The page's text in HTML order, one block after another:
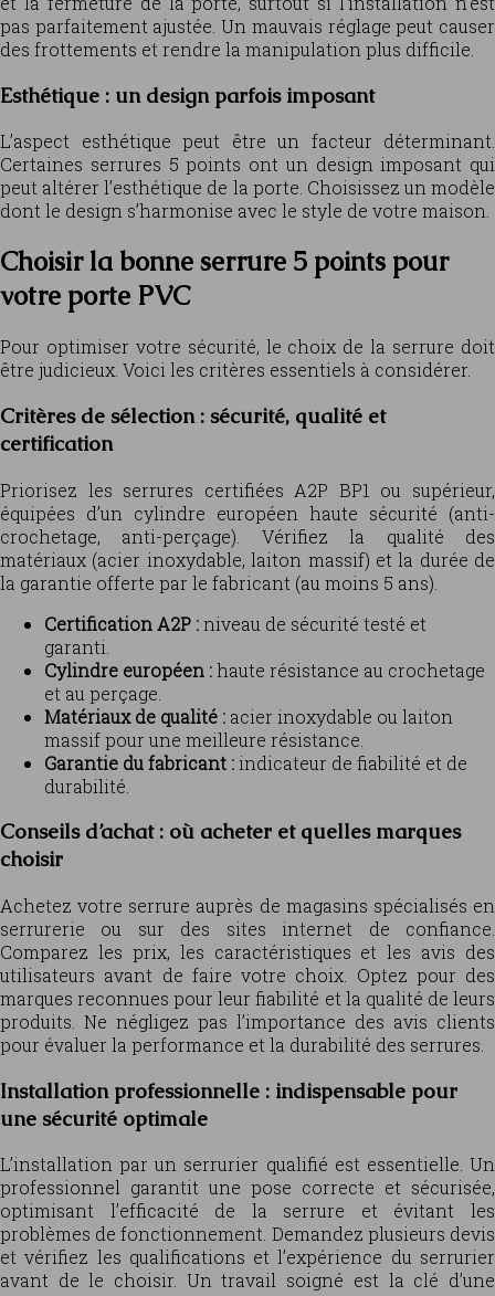
pas parfaitement ajustée. Un mauvais réglage peut causer
des frottements et rendre la manipulation plus difficile.
Esthétique : un design parfois imposant
L’aspect esthétique peut être un facteur déterminant.
Certaines serrures 5 points ont un design imposant qui
peut altérer l’esthétique de la porte. Choisissez un modèle
dont le design s’harmonise avec le style de votre maison.
Choisir la bonne serrure 5 points pour
votre porte PVC
Pour optimiser votre sécurité, le choix de la serrure doit
être judicieux. Voici les critères essentiels à considérer.
Critères de sélection : sécurité, qualité et
certification
Priorisez les serrures certifiées A2P BP1 ou supérieur,
équipées d’un cylindre européen haute sécurité (anti-
crochetage, anti-perçage). Vérifiez la qualité des
matériaux (acier inoxydable, laiton massif) et la durée de
la garantie offerte par le fabricant (au moins 5 ans).
Certification A2P :niveau de sécurité testé et
garanti.
Cylindre européen :haute résistance au crochetage
et au perçage.
Matériaux de qualité : acier inoxydable ou laiton
massif pour une meilleure résistance.
Garantie du fabricant :indicateur de fiabilité et de
durabilité.
Conseils d’achat : où acheter et quelles marques
choisir
Achetez votre serrure auprès de magasins spécialisés en
serrurerie ou sur des sites internet de confiance.
Comparez les prix, les caractéristiques et les avis des
utilisateurs avant de faire votre choix. Optez pour des
marques reconnues pour leur fiabilité et la qualité de leurs
produits. Ne négligez pas l’importance des avis clients
pour évaluer la performance et la durabilité des serrures.
Installation professionnelle : indispensable pour
une sécurité optimale
L’installation par un serrurier qualifié est essentielle. Un
professionnel garantit une pose correcte et sécurisée,
optimisant l’efficacité de la serrure et évitant les
problèmes de fonctionnement. Demandez plusieurs devis
et vérifiez les qualifications et l’expérience du serrurier
avant de le choisir. Un travail soigné est la clé d’une